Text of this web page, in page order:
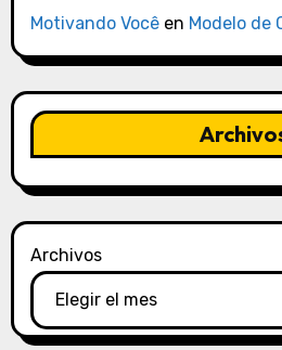
Motivando Vocêen Modelo de
Archivos